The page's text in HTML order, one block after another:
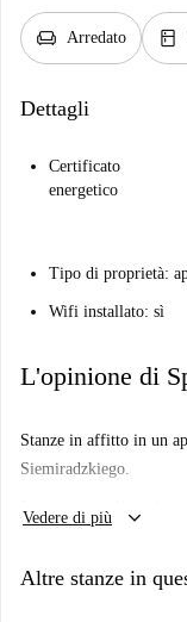
chair Arredato kitchen
Dettagli
Certificato
energetico
Tipo di proprietà:
Wifi installato: sì
L'opinione di
Stanze in affitto in un
Siemiradzkiego.
Importante: - Non
Vedere di più keyboard_arrow_down
Altre stanze in